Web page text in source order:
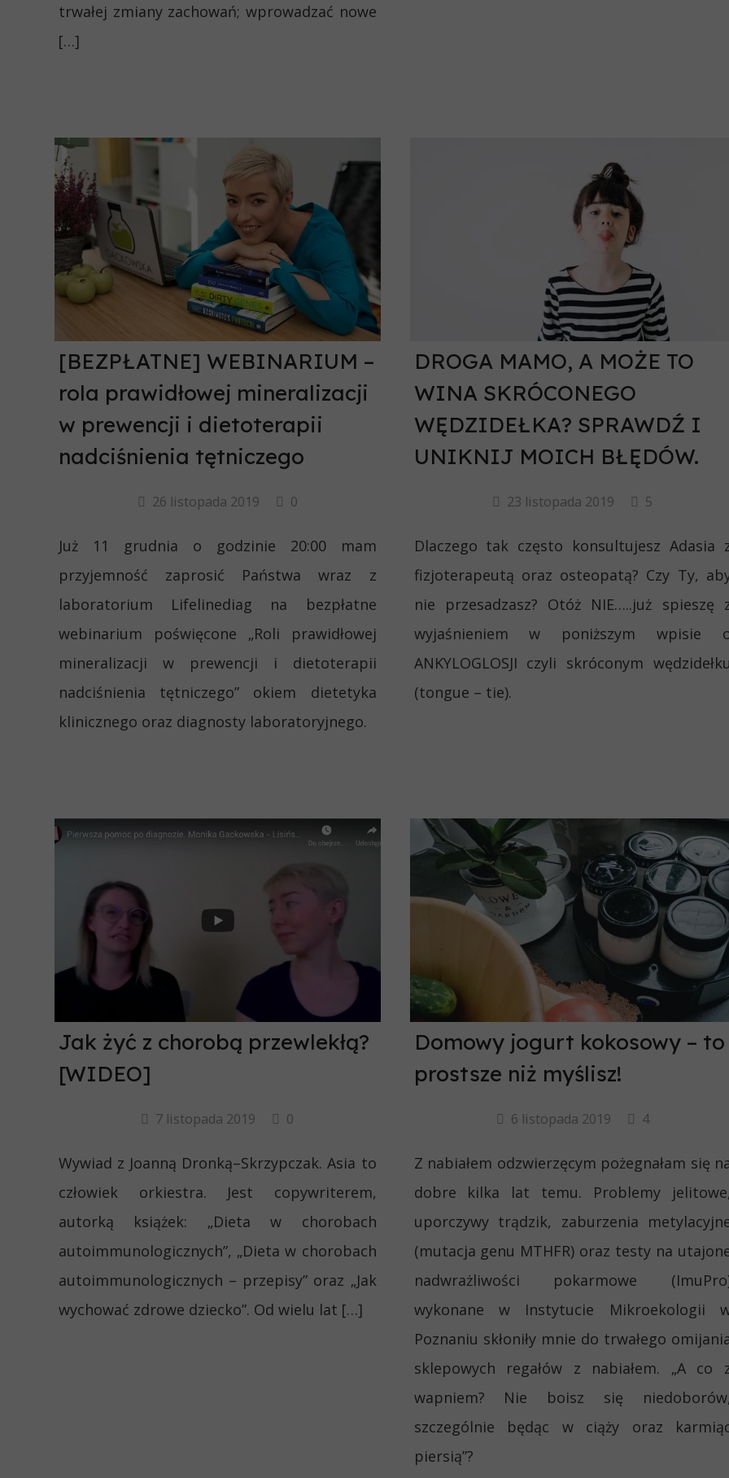
trwałej zmiany zachowań; wprowadzać nowe
[…]
[BEZPŁATNE] WEBINARIUM –
rola prawidłowej mineralizacji
w prewencji i dietoterapii
nadciśnienia tętniczego
26 listopada 2019 0
Już 11 grudnia o godzinie 20:00 mam
przyjemność zaprosić Państwa wraz z
laboratorium Lifelinediag na bezpłatne
webinarium poświęcone „Roli prawidłowej
mineralizacji w prewencji i dietoterapii
nadciśnienia tętniczego” okiem dietetyka
klinicznego oraz diagnosty laboratoryjnego.
DROGA MAMO, A MOŻE TO
WINA SKRÓCONEGO
WĘDZIDEŁKA? SPRAWDŹ I
UNIKNIJ MOICH BŁĘDÓW.
23 listopada 2019 5
Dlaczego tak często konsultujesz Adasia
fizjoterapeutą oraz osteopatą? Czy Ty,
nie przesadzasz? Otóż NIE…..już spieszę
wyjaśnieniem w poniższym wpisie
ANKYLOGLOSJI czyli skróconym wędzidełku
(tongue – tie).
Jak żyć z chorobą przewlekłą?
[WIDEO]
7 listopada 2019 0
Wywiad z Joanną Dronką–Skrzypczak. Asia to
człowiek orkiestra. Jest copywriterem,
autorką książek: „Dieta w chorobach
autoimmunologicznych”, „Dieta w chorobach
autoimmunologicznych – przepisy” oraz „Jak
wychować zdrowe dziecko”. Od wielu lat […]
Domowy jogurt kokosowy – to
prostsze niż myślisz!
6 listopada 2019 4
Z nabiałem odzwierzęcym pożegnałam się
dobre kilka lat temu. Problemy jelitowe,
uporczywy trądzik, zaburzenia
(mutacja genu MTHFR) oraz testy na
nadwrażliwości pokarmowe
wykonane w Instytucie Mikroekologii
Poznaniu skłoniły mnie do trwałego
sklepowych regałów z nabiałem. „A co
wapniem? Nie boisz się niedoborów,
szczególnie będąc w ciąży oraz
piersią”?